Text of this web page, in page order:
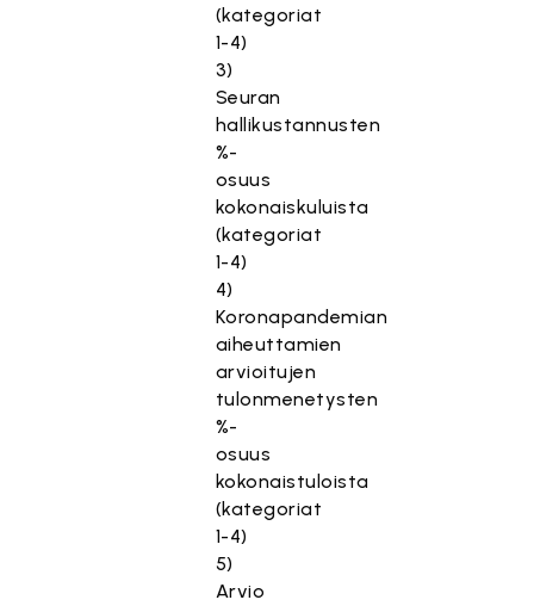
(kategoriat
1-4)
3)
Seuran
hallikustannusten
%-
osuus
kokonaiskuluista
(kategoriat
1-4)
4)
Koronapandemian
aiheuttamien
arvioitujen
tulonmenetysten
%-
osuus
kokonaistuloista
(kategoriat
1-4)
5)
Arvio